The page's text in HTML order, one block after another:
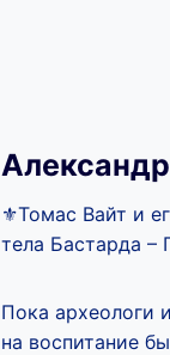
⚜Томас Вайт и
тела Бастарда –
Пока археологи
на воспитание